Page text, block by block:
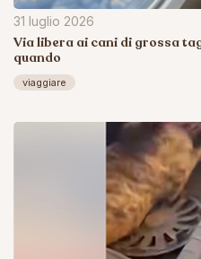
31 luglio 2026
Via libera ai cani di grossa
quando
viaggiare